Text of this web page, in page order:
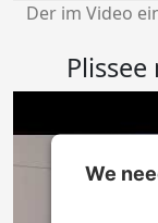
Der im Video
We